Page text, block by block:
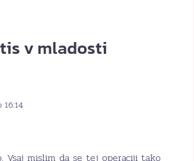
v mladosti
Vsaj mislim da se tej operaciji tako